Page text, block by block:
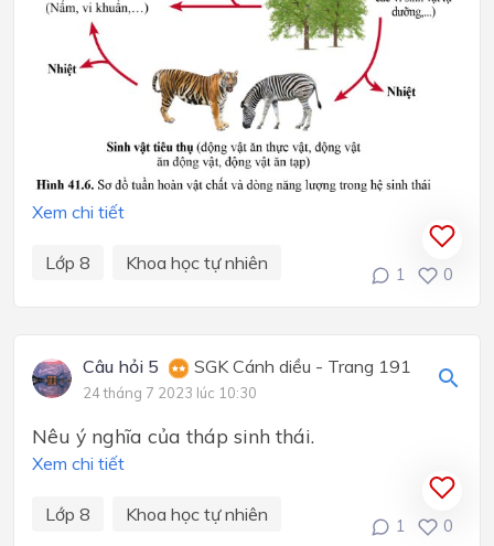
Xem chi tiết
Lớp 8 Khoa học tự nhiên
1 0
Câu hỏi 5 SGK Cánh diều - Trang 191
24 tháng 7 2023 lúc 10:30
Nêu ý nghĩa của tháp sinh thái.
Xem chi tiết
Lớp 8 Khoa học tự nhiên
1 0